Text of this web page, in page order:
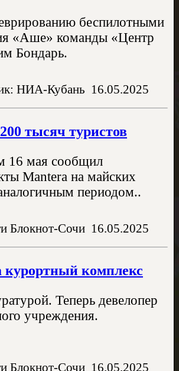
беспилотными
«Аше» команды «Центр
Бондарь.
НИА-Кубань 16.05.2025
тысяч туристов
16 мая сообщил
Mantera на майских
периодом..
Блокнот-Сочи 16.05.2025
курортный комплекс
Теперь девелопер
учреждения.
Блокнот-Сочи 16.05.2025